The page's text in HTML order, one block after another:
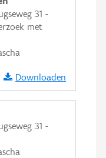
31 -
met
Downloaden
31 -